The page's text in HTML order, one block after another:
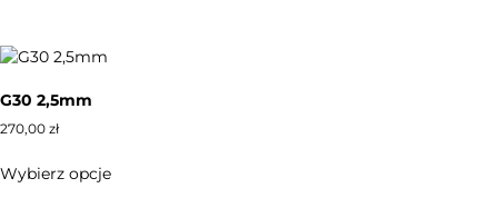
G30 2,5mm
270,00 zł
Wybierz opcje